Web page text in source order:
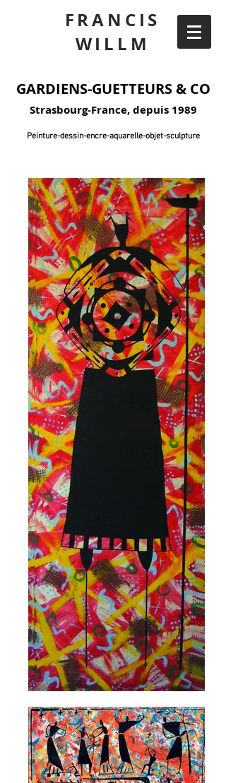
FRANCIS
WILLM
GARDIENS-GUETTEURS & CO
Peinture-dessin-encre-aquarelle-objet-sculpture
Strasbourg-France, depuis 1989